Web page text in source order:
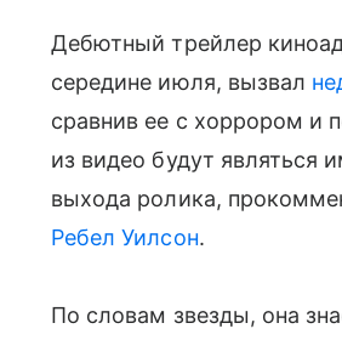
Дебютный трейлер
середине июля, вызвал
сравнив ее с хоррором и
из видео будут
выхода ролика,
Ребел Уилсон.
По словам звезды, она